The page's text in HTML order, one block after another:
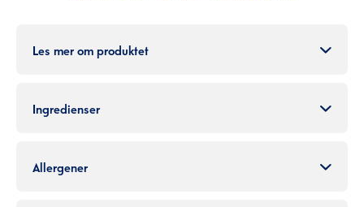
Les mer om produktet
Ingredienser
Allergener